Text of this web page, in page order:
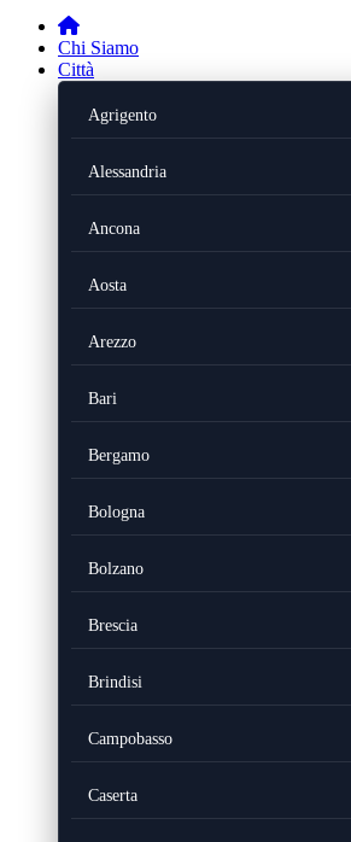
Chi Siamo
Città
Agrigento
Alessandria
Ancona
Aosta
Arezzo
Bari
Bergamo
Bologna
Bolzano
Brescia
Brindisi
Campobasso
Caserta